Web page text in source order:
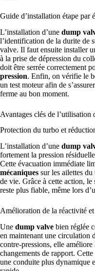
Guide d’installation étape par
L’installation d’une dump
l’identification de la durite de
valve. Il faut ensuite installer
à la prise de dépression du
doit être serrée correctement
pression. Enfin, on vérifie le
un test moteur afin de
ferme au bon moment.
Avantages clés de l’utilisation
Protection du turbo et
L’installation d’une dump
fortement la pression
Cette évacuation immédiate
mécaniques sur les ailettes
de vie. Grâce à cette action, le
reste plus fiable, même lors
Amélioration de la réactivité
Une dump valve bien réglée
en maintenant une circulation
contre-pressions, elle
changements de rapport.
une conduite plus dynamique